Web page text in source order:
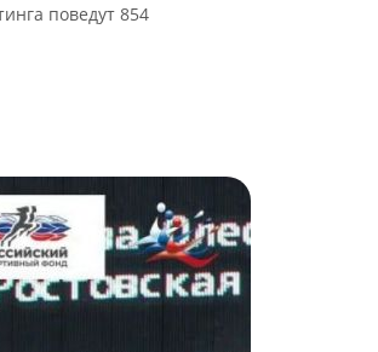
поведут 854